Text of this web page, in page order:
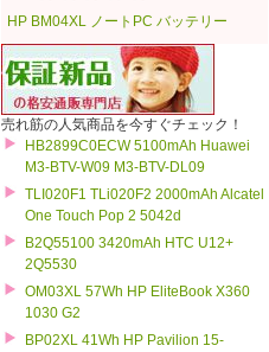
HP BM04XL ノートPC バッテリー
売れ筋の人気商品を今すぐチェック！
HB2899C0ECW 5100mAh Huawei
M3-BTV-W09 M3-BTV-DL09
TLI020F1 TLi020F2 2000mAh Alcatel
One Touch Pop 2 5042d
B2Q55100 3420mAh HTC U12+
2Q5530
OM03XL 57Wh HP EliteBook X360
1030 G2
BP02XL 41Wh HP Pavilion 15-